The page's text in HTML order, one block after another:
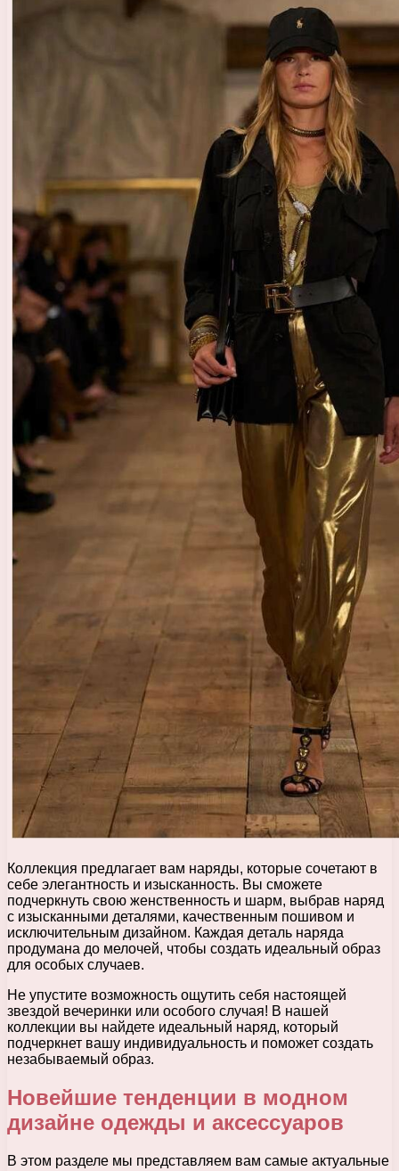
Коллекция предлагает вам наряды, которые сочетают в
себе элегантность и изысканность. Вы сможете
подчеркнуть свою женственность и шарм, выбрав наряд
с изысканными деталями, качественным пошивом и
исключительным дизайном. Каждая деталь наряда
продумана до мелочей, чтобы создать идеальный образ
для особых случаев.
Не упустите возможность ощутить себя настоящей
звездой вечеринки или особого случая! В нашей
коллекции вы найдете идеальный наряд, который
подчеркнет вашу индивидуальность и поможет создать
незабываемый образ.
Новейшие тенденции в модном
дизайне одежды и аксессуаров
В этом разделе мы представляем вам самые актуальные